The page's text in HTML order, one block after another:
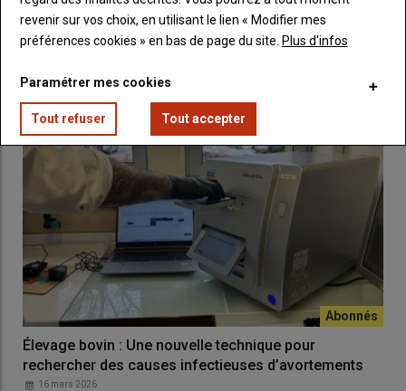
Stomoxes, taons, culicoïdes. S'il n'est pas possible de maîtriser
la pression des vecteurs de la dermatose…
Élevage bovin : Une nouvelle technique pour
rechercher des causes infectieuses d’avortements
16 mars 2026
revenir sur vos choix, en utilisant le lien « Modifier mes
préférences cookies » en bas de page du site. Plus d'infos
Paramétrer mes cookies
Tout refuser Tout accepter